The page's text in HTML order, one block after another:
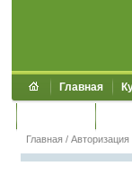
Главная
Главная / Авторизация